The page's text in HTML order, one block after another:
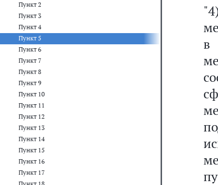
Пункт 2
Пункт 3
Пункт 4
Пункт 5
Пункт 6
Пункт 7
Пункт 8
Пункт 9
Пункт 10
Пункт 11
Пункт 12
Пункт 13
Пункт 14
Пункт 15
Пункт 16
Пункт 17
в